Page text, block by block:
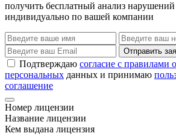
получить бесплатный анализ нарушений
индивидуально по вашей компании
Отправить
Подтверждаю согласие с правилами
персональных данных и принимаю
соглашение
Номер лицензии
Название лицензии
Кем выдана лицензия